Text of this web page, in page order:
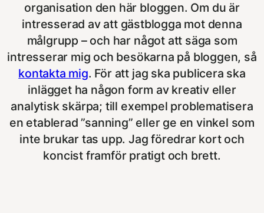
organisation den här bloggen. Om du är
intresserad av att gästblogga mot denna
målgrupp – och har något att säga som
intresserar mig och besökarna på bloggen, så
kontakta mig. För att jag ska publicera ska
inlägget ha någon form av kreativ eller
analytisk skärpa; till exempel problematisera
en etablerad ”sanning” eller ge en vinkel som
inte brukar tas upp. Jag föredrar kort och
koncist framför pratigt och brett.